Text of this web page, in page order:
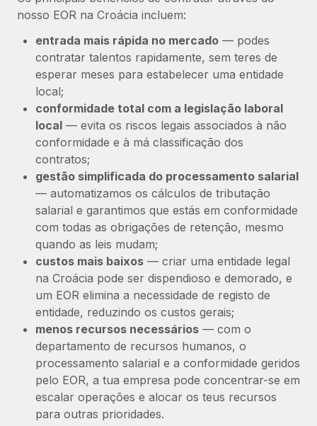
nosso EOR na Croácia incluem:
entrada mais rápida no mercado — podes
contratar talentos rapidamente, sem teres de
esperar meses para estabelecer uma entidade
local;
conformidade total com a legislação laboral
local — evita os riscos legais associados à não
conformidade e à má classificação dos
contratos;
gestão simplificada do processamento salarial
— automatizamos os cálculos de tributação
salarial e garantimos que estás em conformidade
com todas as obrigações de retenção, mesmo
quando as leis mudam;
custos mais baixos — criar uma entidade legal
na Croácia pode ser dispendioso e demorado, e
um EOR elimina a necessidade de registo de
entidade, reduzindo os custos gerais;
menos recursos necessários — com o
departamento de recursos humanos, o
processamento salarial e a conformidade geridos
pelo EOR, a tua empresa pode concentrar-se em
escalar operações e alocar os teus recursos
para outras prioridades.